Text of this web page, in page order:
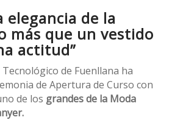
elegancia de la
más que un vestido
actitud”
de Fuenllana ha
de Apertura de Curso con
de los grandes de la Moda